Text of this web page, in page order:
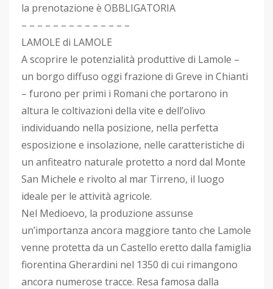
la prenotazione è OBBLIGATORIA
– – – – – – – – – – – – – –
LAMOLE di LAMOLE
A scoprire le potenzialità produttive di Lamole –
un borgo diffuso oggi frazione di Greve in Chianti
– furono per primi i Romani che portarono in
altura le coltivazioni della vite e dell’olivo
individuando nella posizione, nella perfetta
esposizione e insolazione, nelle caratteristiche di
un anfiteatro naturale protetto a nord dal Monte
San Michele e rivolto al mar Tirreno, il luogo
ideale per le attività agricole.
Nel Medioevo, la produzione assunse
un’importanza ancora maggiore tanto che Lamole
venne protetta da un Castello eretto dalla famiglia
fiorentina Gherardini nel 1350 di cui rimangono
ancora numerose tracce. Resa famosa dalla